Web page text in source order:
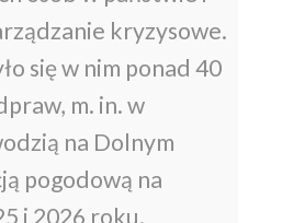
kryzysowe.
się w nim ponad 40
m. in. w
na Dolnym
pogodową na
i 2026 roku.